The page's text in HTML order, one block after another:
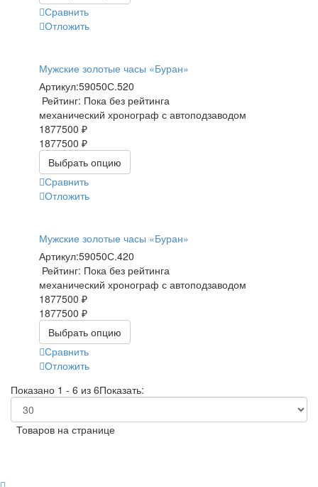
Сравнить
Отложить
Мужские золотые часы «Буран»
Артикул:59050С.520
Рейтинг: Пока без рейтинга
механический хронограф с автоподзаводом
1877500 ₽
1877500 ₽
Выбрать опцию
Сравнить
Отложить
Мужские золотые часы «Буран»
Артикул:59050С.420
Рейтинг: Пока без рейтинга
механический хронограф с автоподзаводом
1877500 ₽
1877500 ₽
Выбрать опцию
Сравнить
Отложить
Показано 1 - 6 из 6Показать:
Товаров на странице